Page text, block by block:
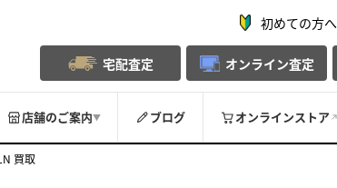
初めての方へ
宅配査定 オンライン査定
店舗のご案内▼ ブログ オンラインストア
買取